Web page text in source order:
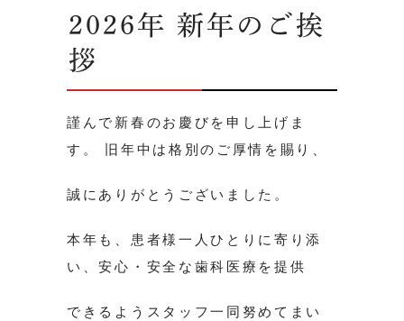
2026年 新年のご挨
拶
謹んで新春のお慶びを申し上げま
す。 旧年中は格別のご厚情を賜り、
誠にありがとうございました。
本年も、患者様一人ひとりに寄り添
い、安心・安全な歯科医療を提供
できるようスタッフ一同努めてまい